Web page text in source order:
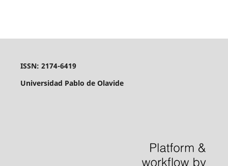
ISSN: 2174-6419
Universidad Pablo de Olavide